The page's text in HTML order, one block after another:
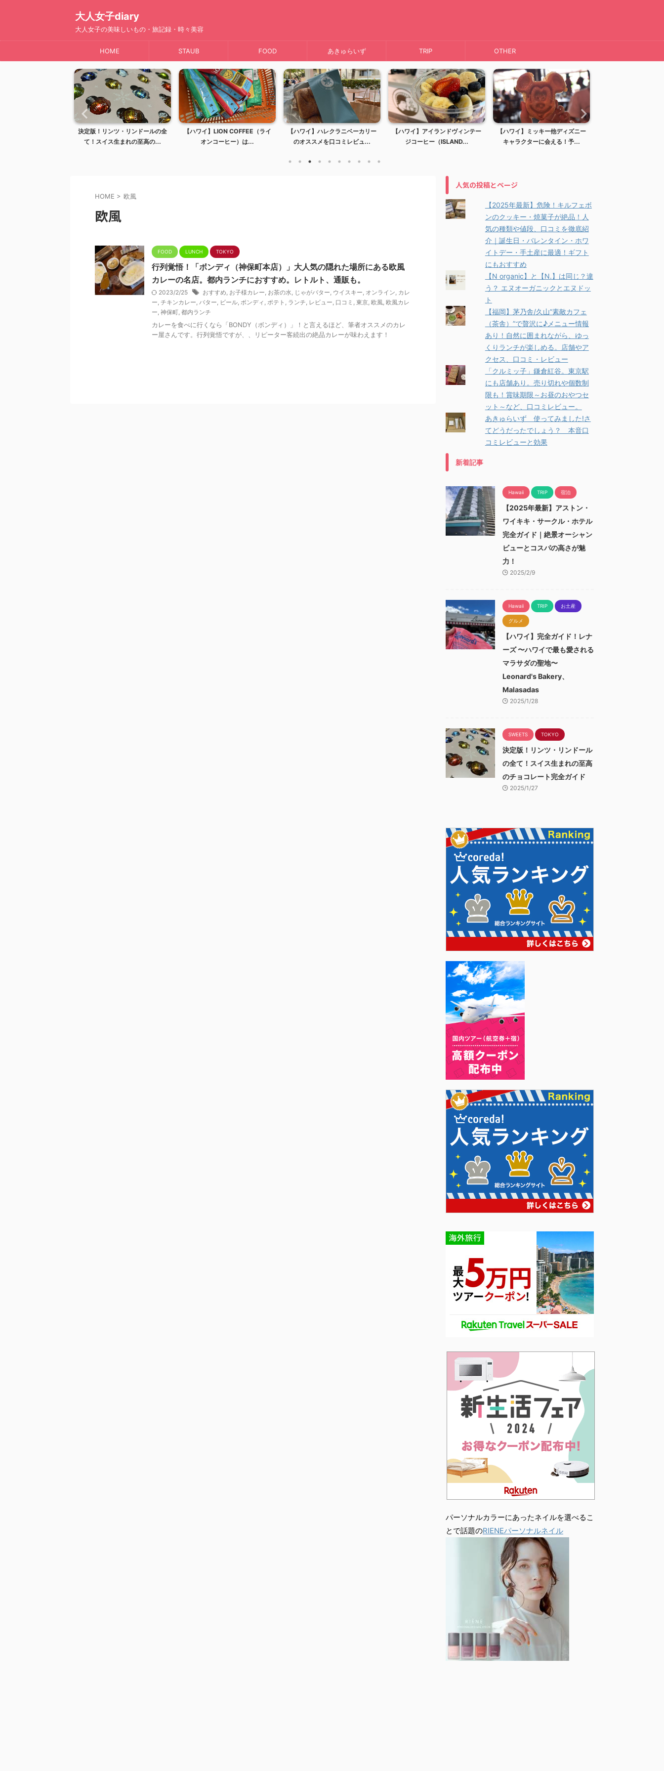
大人女子diary
大人女子の美味しいもの・旅記録・時々美容
HOME STAUB FOOD あきゅらいず TRIP OTHER
【ハワイ】LION COFFEE（ライ
オンコーヒー）は...
【ハワイ】ハレクラニベーカリー
のオススメを口コミレビュ...
【ハワイ】アイランドヴィンテー
ジコーヒー（ISLAND...
【ハワイ】ミッキー他ディズニー
キャラクターに会える！予...
【ハワイ】ディズニーリゾート！
アウラニディズニーリゾー...
HOME > 欧風
欧風
FOOD LUNCH TOKYO
行列覚悟！「ボンディ（神保町本店）」大人気の隠れた場所にある欧風
カレーの名店。都内ランチにおすすめ。レトルト、通販も。
2023/2/25 おすすめ お子様カレー お茶の水 じゃがバター ウイスキー オンライン カレ
ー チキンカレー バター ビール ボンディ ポテト ランチ レビュー 口コミ 東京 欧風 欧風カレ
ー 神保町 都内ランチ
カレーを食べに行くなら「BONDY（ボンディ）」！と言えるほど、筆者オススメのカレ
ー屋さんです。行列覚悟ですが、、リピーター客続出の絶品カレーが味わえます！
人気の投稿とページ
【2025年最新】危険！キルフェボ
ンのクッキー・焼菓子が絶品！人
気の種類や値段、口コミを徹底紹
介｜誕生日・バレンタイン・ホワ
イトデー・手土産に最適！ギフト
にもおすすめ
【N organic】と【N.】は同じ？違
う？ エヌオーガニックとエヌドッ
ト
【福岡】茅乃舎/久山”素敵カフェ
（茶舎）”で贅沢に♪メニュー情報
あり！自然に囲まれながら、ゆっ
くりランチが楽しめる。店舗やア
クセス、口コミ・レビュー
「クルミッ子」鎌倉紅谷。東京駅
にも店舗あり。売り切れや個数制
限も！賞味期限～お昼のおやつセ
ット～など、口コミレビュー。
あきゅらいず 使ってみました!さ
てどうだったでしょう？ 本音口
コミレビューと効果
新着記事
Hawaii TRIP 宿泊
【2025年最新】アストン・
ワイキキ・サークル・ホテル
完全ガイド｜絶景オーシャン
ビューとコスパの高さが魅
力！
2025/2/9
Hawaii TRIP お土産
グルメ
【ハワイ】完全ガイド！レナ
ーズ 〜ハワイで最も愛される
マラサダの聖地〜
Leonard's Bakery、
Malasadas
2025/1/28
SWEETS TOKYO
決定版！リンツ・リンドール
の全て！スイス生まれの至高
のチョコレート完全ガイド
2025/1/27
パーソナルカラーにあったネイルを選べるこ
とで話題のRIENEパーソナルネイル